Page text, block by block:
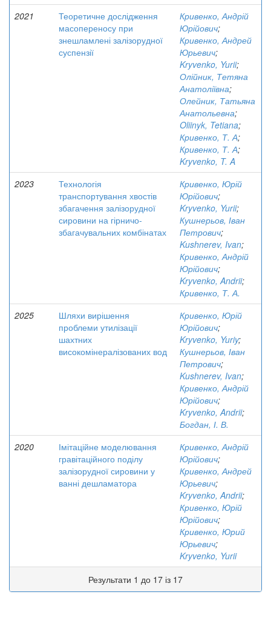
2021
Теоретичне дослідження
масопереносу при
знешламлені залізорудної
суспензії
Кривенко, Андрій
Юрійович;
Кривенко, Андрей
Юрьевич;
Kryvenko, Yurii;
Олійник, Тетяна
Анатоліївна;
Олейник, Татьяна
Анатольевна;
Oliinyk, Tetiana;
Кривенко, Т. А;
Кривенко, Т. А;
Kryvenko, T. A
2023
Технологія
транспортування хвостів
збагачення залізорудної
сировини на гірничо-
збагачувальних комбінатах
Кривенко, Юрій
Юрійович;
Kryvenko, Yurii;
Кушнерьов, Іван
Петрович;
Kushnerev, Ivan;
Кривенко, Андрій
Юрійович;
Kryvenko, Andrii;
Кривенко, Т. А.
2025
Шляхи вирішення
проблеми утилізації
шахтних
високомінералізованих вод
Кривенко, Юрій
Юрійович;
Kryvenko, Yuriy;
Кушнерьов, Іван
Петрович;
Kushnerev, Ivan;
Кривенко, Андрій
Юрійович;
Kryvenko, Andrii;
Богдан, І. В.
2020
Імітаційне моделювання
гравітаційного поділу
залізорудної сировини у
ванні дешламатора
Кривенко, Андрій
Юрійович;
Кривенко, Андрей
Юрьевич;
Kryvenko, Andrii;
Кривенко, Юрій
Юрійович;
Кривенко, Юрий
Юрьевич;
Kryvenko, Yurii
Результати 1 до 17 із 17